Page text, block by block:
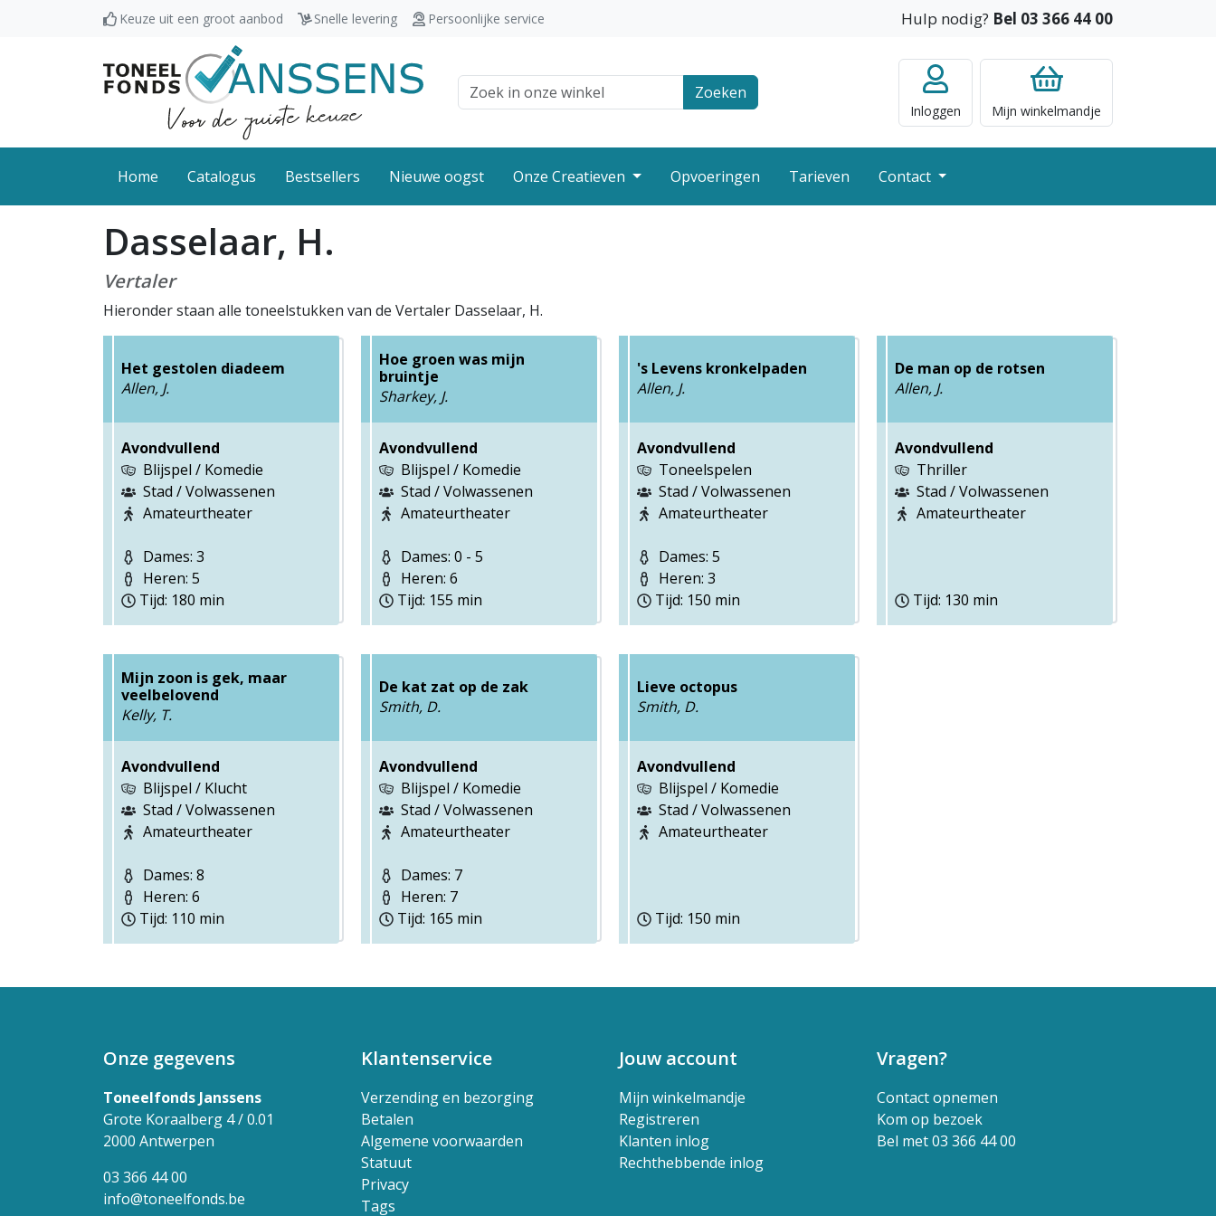
Keuze uit een groot aanbod Snelle levering Persoonlijke service Hulp nodig? Bel 03 366 44 00
Zoek veld Zoeken
Inloggen Mijn winkelmandje
Home Catalogus Bestsellers Nieuwe oogst Onze Creatieven Opvoeringen Tarieven Contact
Dasselaar, H.
Vertaler
Hieronder staan alle toneelstukken van de Vertaler Dasselaar, H.
Het gestolen diadeem
Allen, J.
Avondvullend
Blijspel / Komedie
Stad / Volwassenen
Amateurtheater
Dames: 3
Heren: 5
Tijd: 180 min
Hoe groen was mijn
bruintje
Sharkey, J.
Avondvullend
Blijspel / Komedie
Stad / Volwassenen
Amateurtheater
Dames: 0 - 5
Heren: 6
Tijd: 155 min
's Levens kronkelpaden
Allen, J.
Avondvullend
Toneelspelen
Stad / Volwassenen
Amateurtheater
Dames: 5
Heren: 3
Tijd: 150 min
De man op de rotsen
Allen, J.
Avondvullend
Thriller
Stad / Volwassenen
Amateurtheater
Tijd: 130 min
Mijn zoon is gek, maar
veelbelovend
Kelly, T.
Avondvullend
Blijspel / Klucht
Stad / Volwassenen
Amateurtheater
Dames: 8
Heren: 6
Tijd: 110 min
De kat zat op de zak
Smith, D.
Avondvullend
Blijspel / Komedie
Stad / Volwassenen
Amateurtheater
Dames: 7
Heren: 7
Tijd: 165 min
Lieve octopus
Smith, D.
Avondvullend
Blijspel / Komedie
Stad / Volwassenen
Amateurtheater
Tijd: 150 min
Onze gegevens
Toneelfonds Janssens
Grote Koraalberg 4 / 0.01
2000 Antwerpen
03 366 44 00
info@toneelfonds.be
Klantenservice
Verzending en bezorging
Betalen
Algemene voorwaarden
Statuut
Privacy
Tags
Jouw account
Mijn winkelmandje
Registreren
Klanten inlog
Rechthebbende inlog
Vragen?
Contact opnemen
Kom op bezoek
Bel met 03 366 44 00